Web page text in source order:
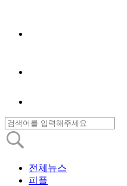
전체뉴스
피플